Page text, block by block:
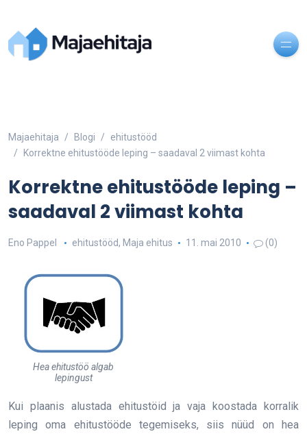
Majaehitaja Blogi
ehitustööd
Korrektne ehitustööde leping – saadaval 2 viimast kohta
Korrektne ehitustööde leping –
saadaval 2 viimast kohta
Eno Pappel ehitustööd, Maja ehitus 11. mai 2010 (0)
Hea ehitustöö algab
lepingust
Kui plaanis alustada ehitustöid ja vaja koostada korralik
leping oma ehitustööde tegemiseks, siis nüüd on hea